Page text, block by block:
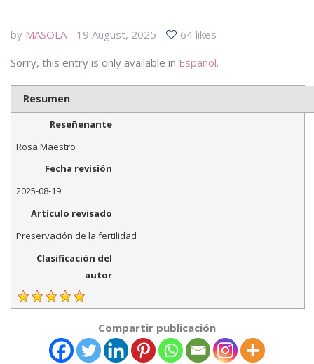
by MASOLA 19 August, 2025
64 likes
Sorry, this entry is only available in Español.
Resumen
Reseñenante
Rosa Maestro
Fecha revisión
2025-08-19
Artículo revisado
Preservación de la fertilidad
Clasificación del
autor
Compartir publicación